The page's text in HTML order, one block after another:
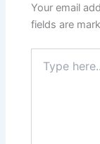
Your email
fields are
here..